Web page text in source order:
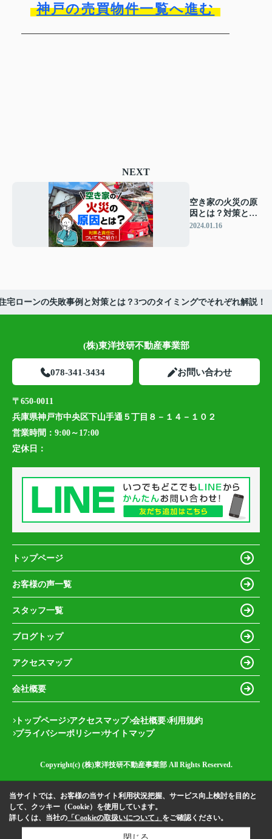
神戸の売買物件一覧へ進む
NEXT
空き家の火災の原
因とは？対策と責
任についてもご紹
2024.01.16
宅ローンの失敗事例と対策とは？3つのタイミングでそれぞれ解説！
(株)東洋技研不動産事業部
078-341-3434 お問い合わせ
〒650-0011
兵庫県神戸市中央区下山手通５丁目８－１４－１０２
営業時間： 9:00～17:00
定休日：
トップページ
お客様の声一覧
スタッフ一覧
ブログトップ
アクセスマップ
会社概要
トップページ アクセスマップ 会社概要 利用規約
プライバシーポリシー サイトマップ
Copyright(c) (株)東洋技研不動産事業部 All Rights Reserved.
当サイトでは、お客様の当サイト利用状況把握、サービス向上検討を目的と
して、クッキー（Cookie）を使用しています。
詳しくは、当社の 「Cookieの取扱いについて」 をご確認ください。
閉じる